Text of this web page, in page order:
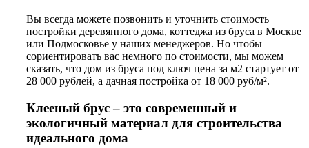
Вы всегда можете позвонить и уточнить стоимость
постройки деревянного дома, коттеджа из бруса в Москве
или Подмосковье у наших менеджеров. Но чтобы
сориентировать вас немного по стоимости, мы можем
сказать, что дом из бруса под ключ цена за м2 стартует от
28 000 рублей, а дачная постройка от 18 000 руб/м².
Клееный брус – это современный и
экологичный материал для строительства
идеального дома